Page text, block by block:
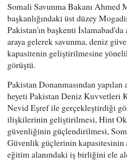
Somali Savunma Bakanı Ahmed
başkanlığındaki üst düzey
Pakistan'ın başkenti
araya gelerek savunma, deniz
kapasitenin geliştirilmesine
görüştü.
Pakistan Donanmasından
heyeti Pakistan Deniz Kuvvetleri
Nevid Eşref ile gerçekleştirdiği
ilişkilerinin geliştirilmesi, Hint
güvenliğinin güçlendirilmesi,
Güvenlik güçlerinin kapasitesinin
eğitim alanındaki iş birliğini ele